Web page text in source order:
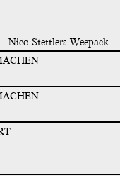
Stettlers Weepack